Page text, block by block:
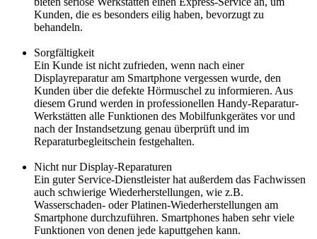
Kunden, die es besonders eilig haben, bevorzugt zu
behandeln.
Sorgfältigkeit
Ein Kunde ist nicht zufrieden, wenn nach einer
Displayreparatur am Smartphone vergessen wurde, den
Kunden über die defekte Hörmuschel zu informieren. Aus
diesem Grund werden in professionellen Handy-Reparatur-
Werkstätten alle Funktionen des Mobilfunkgerätes vor und
nach der Instandsetzung genau überprüft und im
Reparaturbegleitschein festgehalten.
Nicht nur Display-Reparaturen
Ein guter Service-Dienstleister hat außerdem das Fachwissen
auch schwierige Wiederherstellungen, wie z.B.
Wasserschaden- oder Platinen-Wiederherstellungen am
Smartphone durchzuführen. Smartphones haben sehr viele
Funktionen von denen jede kaputtgehen kann.